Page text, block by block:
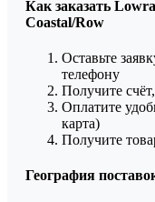
Как заказать
Coastal/Row
Оставьте
телефону
Получите
Оплатите
карта)
Получите
География